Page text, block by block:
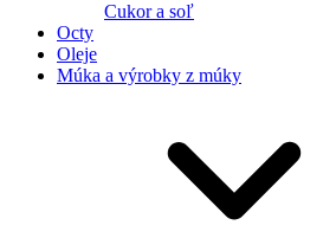
Cukor a soľ
Octy
Oleje
Múka a výrobky z múky